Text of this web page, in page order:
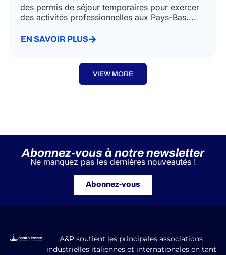
des permis de séjour temporaires pour exercer
des activités professionnelles aux Pays-Bas....
EN SAVOIR PLUS
VIEW MORE
Abonnez-vous à notre newsletter
Ne manquez pas les dernières nouveautés !
Abonnez-vous
A&P soutient les principales associations
industrielles italiennes et internationales en tant